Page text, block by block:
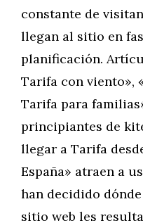
constante de
llegan al sitio en
planificación.
Tarifa con viento»,
Tarifa para
principiantes de
llegar a Tarifa
España» atraen a
han decidido
sitio web les